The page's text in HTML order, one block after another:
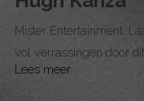
Mister Entertainment.
vol verrassingen door
Lees meer